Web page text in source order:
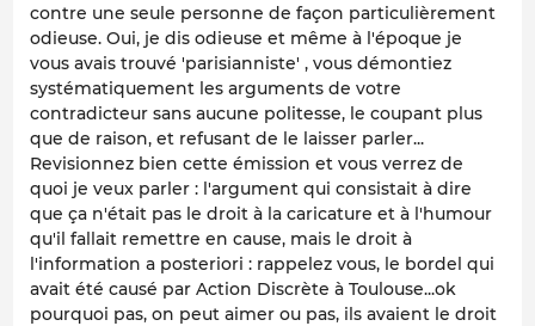
contre une seule personne de façon particulièrement
odieuse. Oui, je dis odieuse et même à l'époque je
vous avais trouvé 'parisianniste' , vous démontiez
systématiquement les arguments de votre
contradicteur sans aucune politesse, le coupant plus
que de raison, et refusant de le laisser parler...
Revisionnez bien cette émission et vous verrez de
quoi je veux parler : l'argument qui consistait à dire
que ça n'était pas le droit à la caricature et à l'humour
qu'il fallait remettre en cause, mais le droit à
l'information a posteriori : rappelez vous, le bordel qui
avait été causé par Action Discrète à Toulouse...ok
pourquoi pas, on peut aimer ou pas, ils avaient le droit